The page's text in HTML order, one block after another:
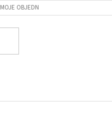
MOJE OBJEDNÁVKA